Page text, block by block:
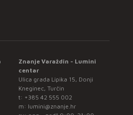
Znanje Varaždin - Lumini
centar
Ulica grada Lipika 15, Donji
Kneginec, Turčin
t: +385 42 555 002
m: lumini@znanje.hr